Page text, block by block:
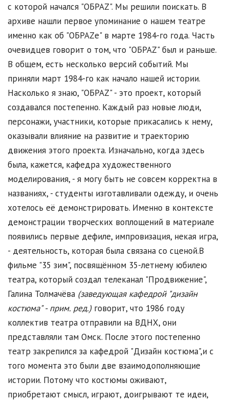
с которой начался "ОБРАZ". Мы решили поискать. В
архиве нашли первое упоминание о нашем театре
именно как об "ОБРАZе" в марте 1984-го года. Часть
очевидцев говорит о том, что "ОБРАZ" был и раньше.
В общем, есть несколько версий событий. Мы
приняли март 1984-го как начало нашей истории.
Насколько я знаю, "ОБРАZ" - это проект, который
создавался постепенно. Каждый раз новые люди,
персонажи, участники, которые прикасались к нему,
оказывали влияние на развитие и траекторию
движения этого проекта. Изначально, когда здесь
была, кажется, кафедра художественного
моделирования, - я могу быть не совсем корректна в
названиях, - студенты изготавливали одежду, и очень
хотелось её демонстрировать. Именно в контексте
демонстрации творческих воплощений в материале
появились первые дефиле, импровизация, некая игра,
- деятельность, которая была связана со сценой.В
фильме "35 зим", посвящённом 35-летнему юбилею
театра, который создал телеканал "Продвижение",
Галина Толмачёва (заведующая кафедрой "дизайн
костюма" - прим. ред.)говорит, что 1986 году
коллектив театра отправили на ВДНХ, они
представляли там Омск. После этого постепенно
театр закрепился за кафедрой "Дизайн костюма",и с
того момента это были две взаимодополняющие
истории. Потому что костюмы оживают,
приобретают смысл, играют, доигрывают те идеи,